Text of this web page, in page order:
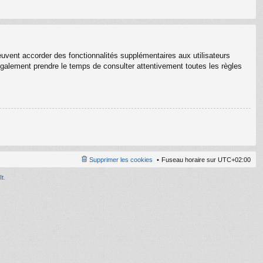
accorder des fonctionnalités supplémentaires aux utilisateurs
prendre le temps de consulter attentivement toutes les règles
Fuseau horaire sur UTC+02:00
Supprimer les cookies